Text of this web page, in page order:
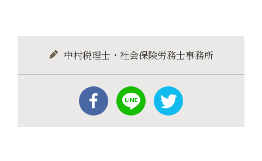
中村税理士・社会保険労務士事務所